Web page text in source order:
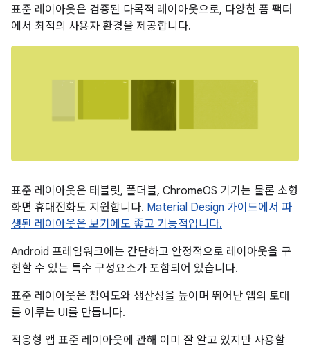
표준 레이아웃은 검증된 다목적 레이아웃으로, 다양한 폼 팩터
에서 최적의 사용자 환경을 제공합니다.
표준 레이아웃은 태블릿, 폴더블, ChromeOS 기기는 물론 소형
화면 휴대전화도 지원합니다. Material Design 가이드에서 파
생된 레이아웃은 보기에도 좋고 기능적입니다.
Android 프레임워크에는 간단하고 안정적으로 레이아웃을 구
현할 수 있는 특수 구성요소가 포함되어 있습니다.
표준 레이아웃은 참여도와 생산성을 높이며 뛰어난 앱의 토대
를 이루는 UI를 만듭니다.
적응형 앱 표준 레이아웃에 관해 이미 잘 알고 있지만 사용할